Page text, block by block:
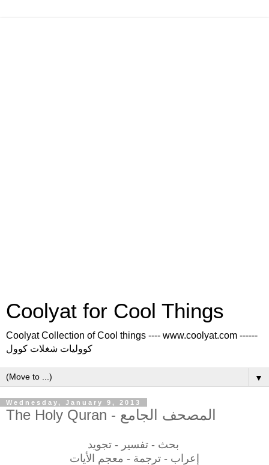
Coolyat for Cool Things
Coolyat Collection of Cool things ---- www.coolyat.com ------
كووليات شغلات كوول
▼
Wednesday, January 9, 2013
The Holy Quran - المصحف الجامع
بحث - تفسير - تجويد
إعراب - ترجمة - معجم الأيات